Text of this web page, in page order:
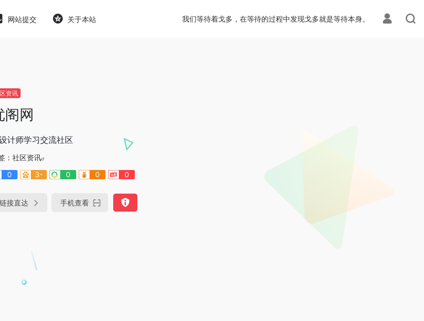
网站提交 关于本站 我们等待着戈多，在等待的过程中发现戈多就是等待本身。
资讯
阁网
计师学习交流社区
： 社区资讯
0
3- 0 0 0
链接直达 手机查看